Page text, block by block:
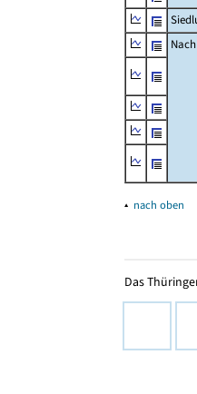
▴ nach oben
Das